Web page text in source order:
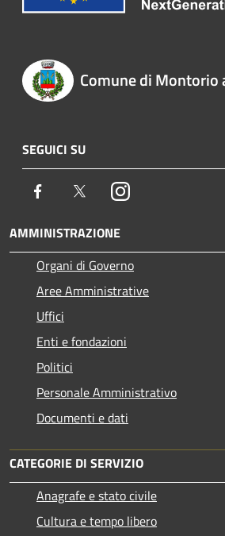
Comune di Montorio
SEGUICI SU
Facebook TwitterInstagram
AMMINISTRAZIONE
Organi di Governo
Aree Amministrative
Uffici
Enti e fondazioni
Politici
Personale Amministrativo
Documenti e dati
CATEGORIE DI SERVIZIO
Anagrafe e stato civile
Cultura e tempo libero